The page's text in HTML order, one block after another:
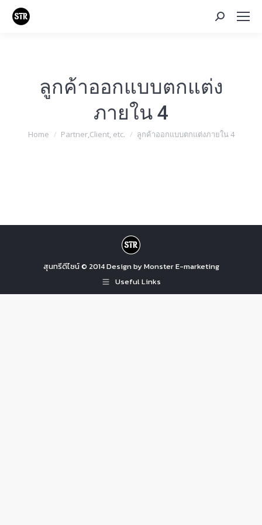
Search:
ลูกค้าออกแบบตกแต่ง
ภายใน 4
You are here:
Home Partner,Client, etc. ลูกค้าออกแบบตกแต่งภายใน 4
สุนทรีดีไซน์ © 2014 Design by Monster E-marketing
Useful Links